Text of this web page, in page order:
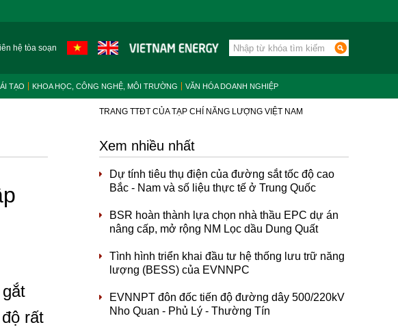
hệ tòa soạn
TẠO KHOA HỌC, CÔNG NGHỆ, MÔI TRƯỜNG VĂN HÓA DOANH NGHIỆP
TRANG TTĐT CỦA TẠP CHÍ NĂNG LƯỢNG VIỆT NAM
rất
Xem nhiều nhất
Dự tính tiêu thụ điện của đường sắt tốc độ cao
Bắc - Nam và số liệu thực tế ở Trung Quốc
BSR hoàn thành lựa chọn nhà thầu EPC dự án
nâng cấp, mở rộng NM Lọc dầu Dung Quất
Tình hình triển khai đầu tư hệ thống lưu trữ năng
lượng (BESS) của EVNNPC
EVNNPT đôn đốc tiến độ đường dây 500/220kV
Nho Quan - Phủ Lý - Thường Tín